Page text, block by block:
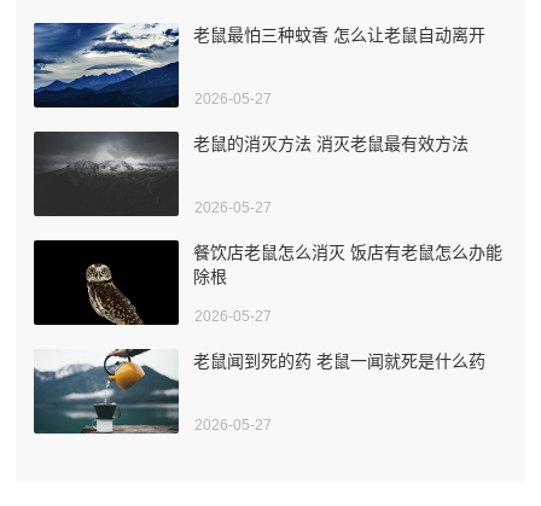
老鼠最怕三种蚊香 怎么让老鼠自动离开
2026-05-27
老鼠的消灭方法 消灭老鼠最有效方法
2026-05-27
餐饮店老鼠怎么消灭 饭店有老鼠怎么办能
除根
2026-05-27
老鼠闻到死的药 老鼠一闻就死是什么药
2026-05-27